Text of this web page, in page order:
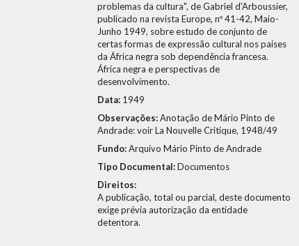
problemas da cultura", de Gabriel d'Arboussier,
publicado na revista Europe, nº 41-42, Maio-
Junho 1949, sobre estudo de conjunto de
certas formas de expressão cultural nos países
da África negra sob dependência francesa.
África negra e perspectivas de
desenvolvimento.
Data: 1949
Observações:Anotação de Mário Pinto de
Andrade: voir La Nouvelle Critique, 1948/49
Fundo:Arquivo Mário Pinto de Andrade
Tipo Documental:Documentos
Direitos:
A publicação, total ou parcial, deste documento
exige prévia autorização da entidade
detentora.